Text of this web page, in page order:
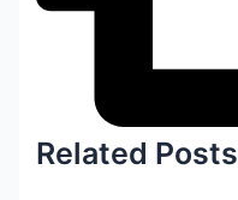
Related Posts